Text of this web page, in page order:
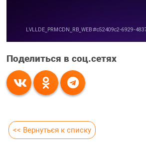
Поделиться в соц.сетях
<< Вернуться к списку